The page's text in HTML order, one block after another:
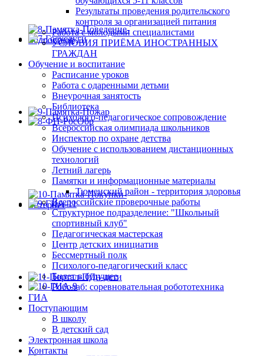
Результаты проведения родительского
контроля за организацией питания
Работа с молодыми специалистами
УСЛОВИЯ ПРИЁМА ИНОСТРАННЫХ
ГРАЖДАН
Обучение и воспитание
Расписание уроков
Работа с одаренными детьми
Внеурочная занятость
Библиотека
Психолого-педагогическое сопровождение
Всероссийская олимпиада школьников
Инспектор по охране детства
Обучение с использованием дистанционных
технологий
Летний лагерь
Памятки и информационные материалы
Тюменский район - территория здоровья
Всероссийские проверочные работы
Структурное подразделение: "Школьный
спортивный клуб"
Педагогическая мастерская
Центр детских инициатив
Бессмертный полк
Психолого-педагогический класс
Билет в будущее
Роболаб: соревновательная робототехника
ГИА
Поступающим
В школу
В детский сад
Электронная школа
Контакты